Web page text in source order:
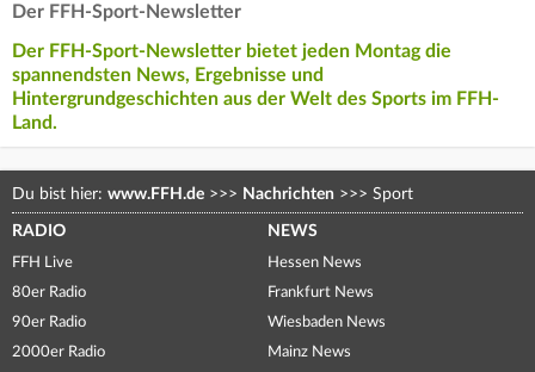
Der FFH-Sport-Newsletter
Der FFH-Sport-Newsletter bietet jeden Montag die
spannendsten News, Ergebnisse und
Hintergrundgeschichten aus der Welt des Sports im FFH-
Land.
Du bist hier: www.FFH.de >>> Nachrichten >>> Sport
RADIO
FFH Live
80er Radio
90er Radio
2000er Radio
NEWS
Hessen News
Frankfurt News
Wiesbaden News
Mainz News